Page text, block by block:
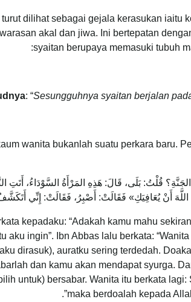
dilihat sebagai gejala kerasukan iaitu
akal dan jiwa. Ini bertepatan
syaitan berupaya memasuki tubuh
: “Sesungguhnya syaitan berjalan
wanita bukanlah suatu perkara baru.
قُلْتُ: بَلَى، قَالَ: هَذِهِ المَرْأَةُ السَّوْدَاءُ،
أَنْ يُعَافِيَكِ» فَقَالَتْ: أَصْبِرُ، فَقَالَتْ: إِنِّي
kepadaku: “Adakah kamu mahu
aku ingin”. Ibn Abbas lalu berkata:
dirasuk), auratku sering terdedah.
dan kamu akan mendapat syurga.
untuk) bersabar. Wanita itu berkata
maka berdoalah kepada